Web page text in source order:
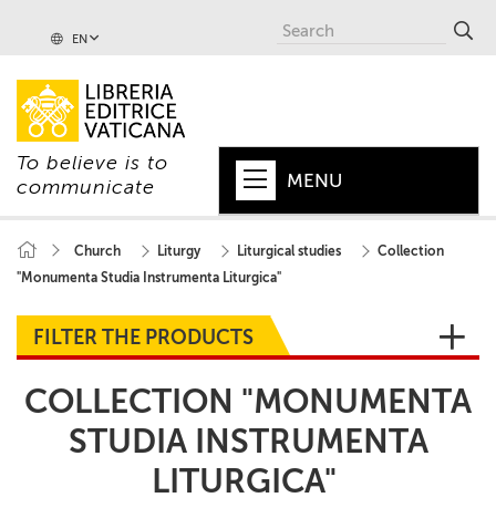
EN
To believe is to
communicate
MENU
POPE
+
VATICAN
+
WORLD
SERIES
Church Liturgy Liturgical studies
Collection
"Monumenta Studia Instrumenta Liturgica"
FILTER THE PRODUCTS
COLLECTION "MONUMENTA
STUDIA INSTRUMENTA
LITURGICA"